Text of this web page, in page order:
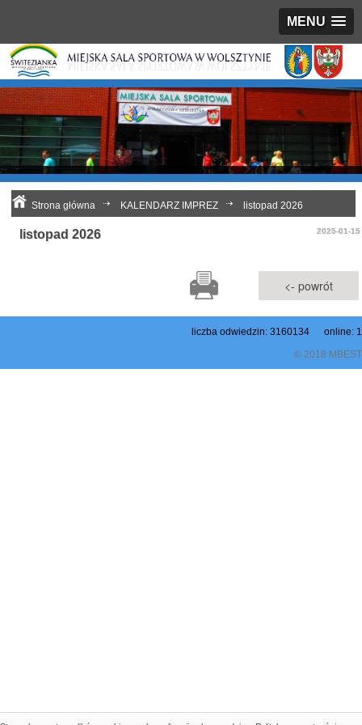
MENU
Strona główna KALENDARZ IMPREZ listopad 2026
listopad 2026 2025-01-15
<- powrót
liczba odwiedzin: 3160134 online: 1
© 2018 MBEST